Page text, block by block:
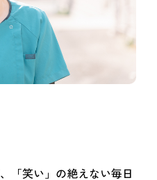
「笑い」の絶えない毎日